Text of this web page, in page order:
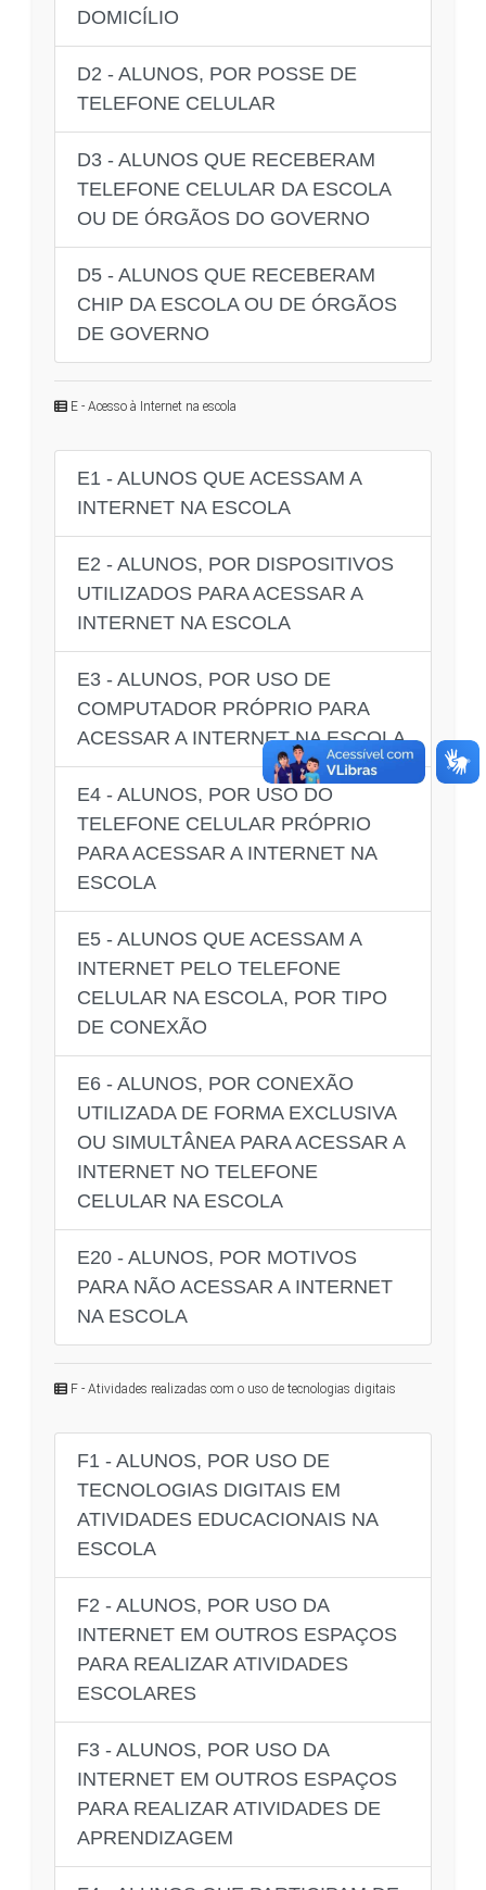
DOMICÍLIO
D2 - ALUNOS, POR POSSE DE
TELEFONE CELULAR
D3 - ALUNOS QUE RECEBERAM
TELEFONE CELULAR DA ESCOLA
OU DE ÓRGÃOS DO GOVERNO
D5 - ALUNOS QUE RECEBERAM
CHIP DA ESCOLA OU DE ÓRGÃOS
DE GOVERNO
E - Acesso à Internet na escola
E1 - ALUNOS QUE ACESSAM A
INTERNET NA ESCOLA
E2 - ALUNOS, POR DISPOSITIVOS
UTILIZADOS PARA ACESSAR A
INTERNET NA ESCOLA
E3 - ALUNOS, POR USO DE
COMPUTADOR PRÓPRIO PARA
ACESSAR A INTERNET NA ESCOLA
E4 - ALUNOS, POR USO DO
TELEFONE CELULAR PRÓPRIO
PARA ACESSAR A INTERNET NA
ESCOLA
E5 - ALUNOS QUE ACESSAM A
INTERNET PELO TELEFONE
CELULAR NA ESCOLA, POR TIPO
DE CONEXÃO
E6 - ALUNOS, POR CONEXÃO
UTILIZADA DE FORMA EXCLUSIVA
OU SIMULTÂNEA PARA ACESSAR A
INTERNET NO TELEFONE
CELULAR NA ESCOLA
E20 - ALUNOS, POR MOTIVOS
PARA NÃO ACESSAR A INTERNET
NA ESCOLA
F - Atividades realizadas com o uso de tecnologias digitais
F1 - ALUNOS, POR USO DE
TECNOLOGIAS DIGITAIS EM
ATIVIDADES EDUCACIONAIS NA
ESCOLA
F2 - ALUNOS, POR USO DA
INTERNET EM OUTROS ESPAÇOS
PARA REALIZAR ATIVIDADES
ESCOLARES
F3 - ALUNOS, POR USO DA
INTERNET EM OUTROS ESPAÇOS
PARA REALIZAR ATIVIDADES DE
APRENDIZAGEM